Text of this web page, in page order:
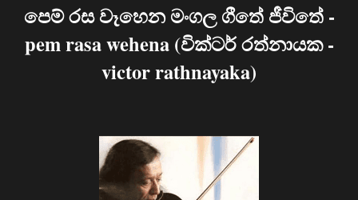
පෙම් රස වෑහෙන මංගල ගීතේ ජීවිතේ -
pem rasa wehena (වික්ටර් රත්නායක -
victor rathnayaka)